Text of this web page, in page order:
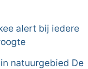
alert bij iedere
natuurgebied De